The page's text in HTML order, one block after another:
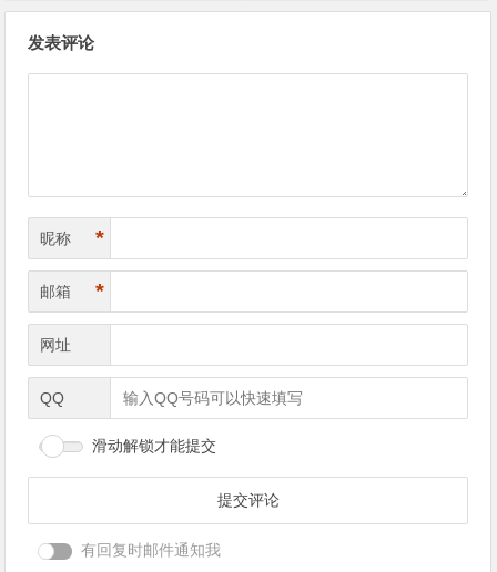
发表评论
昵称 *
邮箱 *
网址
QQ
滑动解锁才能提交
有回复时邮件通知我